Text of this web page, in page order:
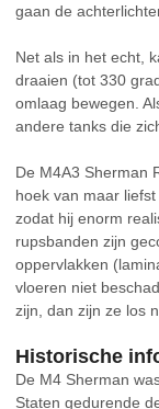
gaan de
Net als in het echt,
draaien (tot 330
omlaag bewegen.
andere tanks die
De M4A3 Sherman
hoek van maar
zodat hij enorm
rupsbanden zijn
oppervlakken
vloeren niet
zijn, dan zijn ze los
Historische
De M4 Sherman
Staten gedurende